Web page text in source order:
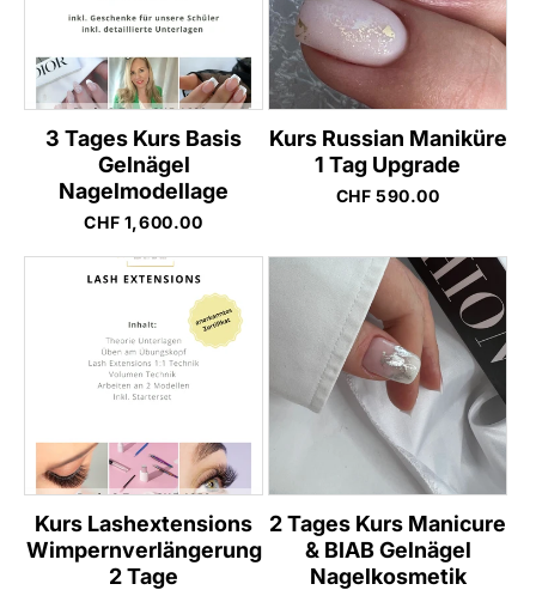
e
3 Tages Kurs Basis
Gelnägel
Nagelmodellage
Normaler
CHF 1,600.00
Kurs Russian Maniküre
1 Tag Upgrade
Normaler
CHF 590.00
Kurs Lashextensions
Wimpernverlängerung
2 Tage
2 Tages Kurs Manicure
& BIAB Gelnägel
Nagelkosmetik